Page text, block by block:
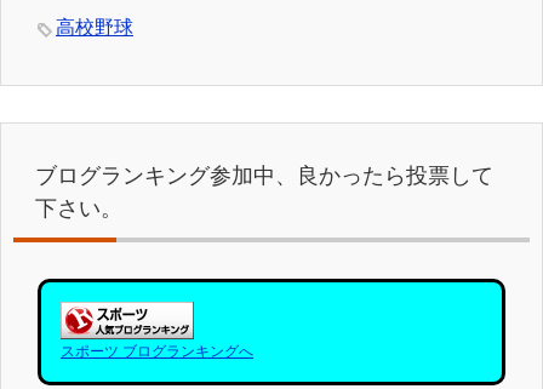
高校野球
ブログランキング参加中、良かったら投票して
下さい。
スポーツ ブログランキングへ